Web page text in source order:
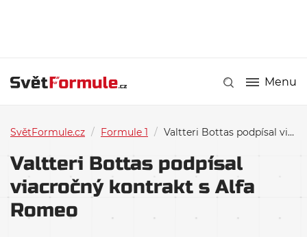
Menu
SvětFormule.cz / Formule 1 / Valtteri Bottas podpísal viacročný kontrakt s Alfa Romeo
Valtteri Bottas podpísal
viacročný kontrakt s Alfa
Romeo